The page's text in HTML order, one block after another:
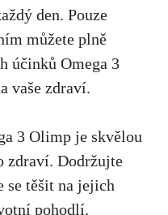
den. Pouze
můžete plně
účinků Omega 3
vaše zdraví.
3 Olimp je skvělou
zdraví. Dodržujte
se těšit na jejich
pohodlí.